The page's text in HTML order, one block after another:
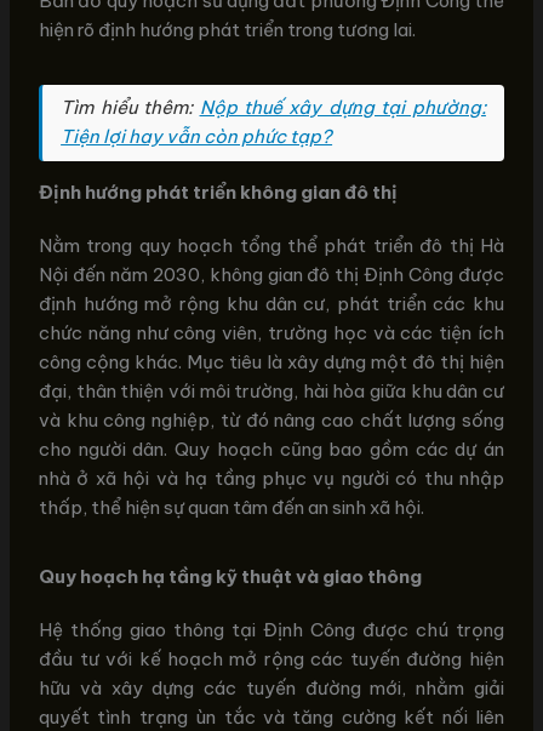
hiện rõ định hướng phát triển trong tương lai.
Tìm hiểu thêm: Nộp thuế xây dựng tại phường:
Tiện lợi hay vẫn còn phức tạp?
Định hướng phát triển không gian đô thị
Nằm trong quy hoạch tổng thể phát triển đô thị Hà
Nội đến năm 2030, không gian đô thị Định Công được
định hướng mở rộng khu dân cư, phát triển các khu
chức năng như công viên, trường học và các tiện ích
công cộng khác. Mục tiêu là xây dựng một đô thị hiện
đại, thân thiện với môi trường, hài hòa giữa khu dân cư
và khu công nghiệp, từ đó nâng cao chất lượng sống
cho người dân. Quy hoạch cũng bao gồm các dự án
nhà ở xã hội và hạ tầng phục vụ người có thu nhập
thấp, thể hiện sự quan tâm đến an sinh xã hội.
Quy hoạch hạ tầng kỹ thuật và giao thông
Hệ thống giao thông tại Định Công được chú trọng
đầu tư với kế hoạch mở rộng các tuyến đường hiện
hữu và xây dựng các tuyến đường mới, nhằm giải
quyết tình trạng ùn tắc và tăng cường kết nối liên